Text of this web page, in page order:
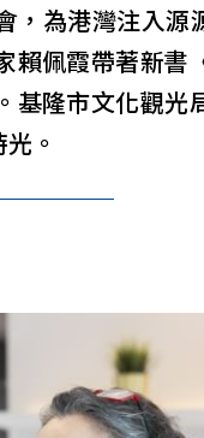
，為港灣注入源
佩霞帶著新書
隆市文化觀光
。